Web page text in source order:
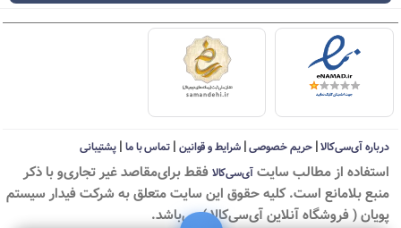
درباره آی‌سی‌کالا|حریم خصوصی|شرایط و قوانین | تماس با ما| پشتیبانی
استفاده از مطالب سايت آی‌سی‌کالا فقط برای‌مقاصد غیر تجاری‌و با ذکر
منبع بلامانع است. کليه حقوق اين سايت متعلق به شرکت فیدار سیستم
پویان ( فروشگاه آنلاین آی‌سی‌کالا ) می‌باشد.